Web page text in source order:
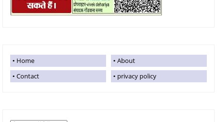
Home
About
Contact
privacy policy